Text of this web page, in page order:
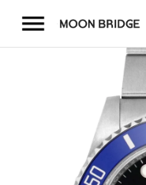
テ